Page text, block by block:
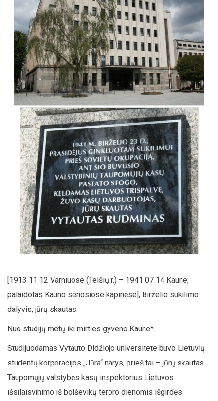
[1913 11 12 Varniuose (Telšių r.) – 1941 07 14 Kaune;
palaidotas Kauno senosiose kapinėse], Birželio sukilimo
dalyvis, jūrų skautas.
Nuo studijų metų iki mirties gyveno Kaune*.
Studijuodamas Vytauto Didžiojo universitete buvo Lietuvių
studentų korporacijos „Jūra“ narys, prieš tai – jūrų skautas.
Taupomųjų valstybės kasų inspektorius Lietuvos
išsilaisvinimo iš bolševikų teroro dienomis išgirdęs